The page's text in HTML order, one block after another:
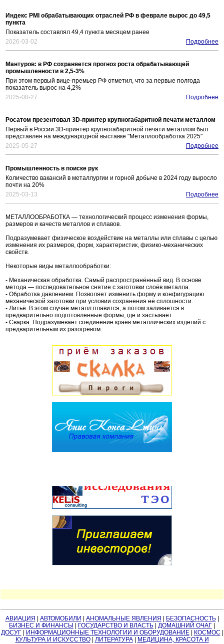
Индекс PMI обрабатывающих отраслей РФ в феврале вырос до 49,5
пункта
Показатель составлял 49,4 пункта месяцем ранее
2026-03-02
Подробнее
Мантуров: в РФ сохраняется прогноз роста обрабатывающей
промышленности в 2,5-3%
При этом первый вице-премьер РФ отметил, что за первые полгода
показатель вырос на 4,2%
2025-08-27
Подробнее
Росатом презентовал 3D-принтер крупногабаритной печати металлом
Первый в России 3D-принтер крупногабаритной печати металлом был
представлен на международной выставке "Металлообработка 2025"
2025-05-27
Подробнее
Промышленность в поиске рук
Количество вакансий в металлургии и горной добыче в 2024 году выросло
почти на 20%
2025-03-13
Подробнее
МЕТАЛЛООБРАБОТКА — технологический процесс изменения формы,
размеров и качеств металлов и сплавов.
Подразумевает физическое воздействие на металлы или сплавы с целью
изменения их размеров, форм, характеристик, физико-механических
свойств.
Некоторые виды металлообработки:
- Механическая обработка. Самый распространённый вид. В основе
метода — последовательное снятие с заготовки слоёв металла.
- Обработка давлением. Позволяет изменить форму и конфигурацию
механической заготовки при условии сохранения её сплошности.
- Литьё. В этом случае металл плавится, а потом заливается в
предварительно подготовленные формы, где и застывает.
- Сварка. Подразумевает соединение краёв металлических изделий с
предварительным их разогревом.
АВИАЦИЯ АВТОМОБИЛИ АНОМАЛЬНЫЕ ЯВЛЕНИЯ БЕЗОПАСНОСТЬ|
БИЗНЕС И ФИНАНСЫ
ГОСУДАРСТВО И ВЛАСТЬ ДОМАШНИЙ ОЧАГ
ДОСУГ| ИНФОРМАЦИОННЫЕ ТЕХНОЛОГИИ И ОБОРУДОВАНИЕ| КОСМОС
КУЛЬТУРА И ИСКУССТВО| ЛИТЕРАТУРА|
МЕДИЦИНА, КРАСОТА И